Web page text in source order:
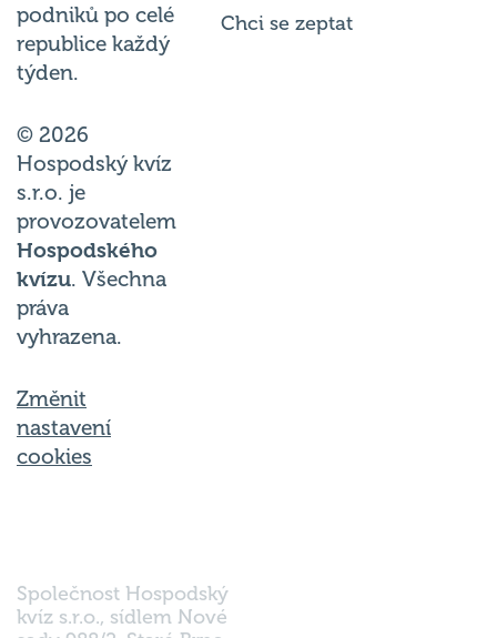
podniků po celé
republice každý
týden.
© 2026
Hospodský kvíz
s.r.o. je
provozovatelem
Hospodského
kvízu. Všechna
práva
vyhrazena.
Změnit
nastavení
cookies
Chci se zeptat
Společnost Hospodský
kvíz s.r.o., sídlem Nové